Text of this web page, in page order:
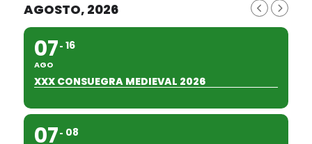
AGOSTO, 2026
07
AGO
16
XXX CONSUEGRA MEDIEVAL 2026
07 08